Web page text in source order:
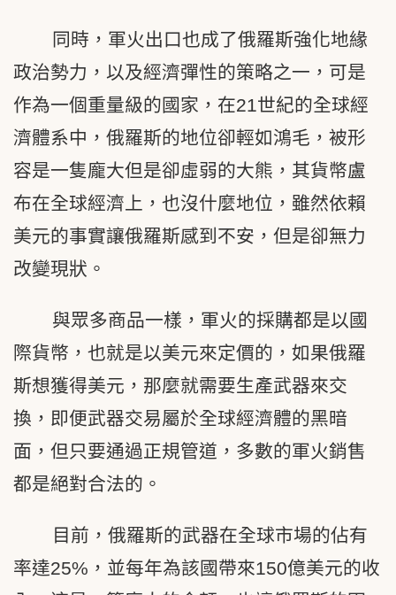
同時，軍火出口也成了俄羅斯強化地緣
政治勢力，以及經濟彈性的策略之一，可是
作為一個重量級的國家，在21世紀的全球經
濟體系中，俄羅斯的地位卻輕如鴻毛，被形
容是一隻龐大但是卻虛弱的大熊，其貨幣盧
布在全球經濟上，也沒什麼地位，雖然依賴
美元的事實讓俄羅斯感到不安，但是卻無力
改變現狀。
與眾多商品一樣，軍火的採購都是以國
際貨幣，也就是以美元來定價的，如果俄羅
斯想獲得美元，那麼就需要生產武器來交
換，即便武器交易屬於全球經濟體的黑暗
面，但只要通過正規管道，多數的軍火銷售
都是絕對合法的。
目前，俄羅斯的武器在全球市場的佔有
率達25%，並每年為該國帶來150億美元的收